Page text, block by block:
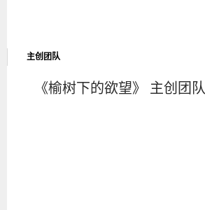
主创团队
《榆树下的欲望》 主创团队